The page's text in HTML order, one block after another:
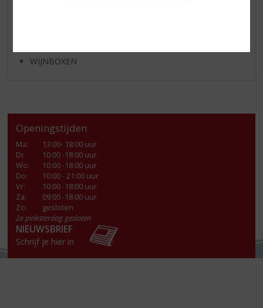
WIJNBOXEN
Openingstijden
Ma:
13:00- 18:00 uur
Di:
10:00 -18:00 uur
Wo:
10:00 -18:00 uur
Do:
10:00 - 21:00 uur
Vr:
10:00 -18:00 uur
Za:
09:00 -18:00 uur
Zo:
gesloten
2e pinksterdag gesloten
NIEUWSBRIEF
Schrijf je hier in